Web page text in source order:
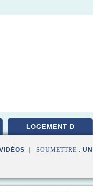
LOGEMENT D
| SOUMETTRE :